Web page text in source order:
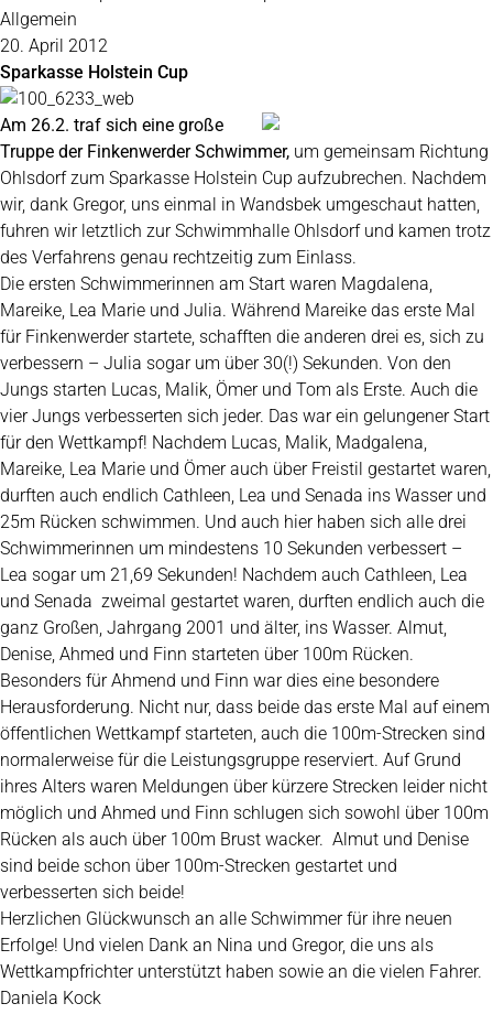
Allgemein
20. April 2012
Sparkasse Holstein Cup
Am 26.2. traf sich eine große
Truppe der Finkenwerder Schwimmer, um gemeinsam Richtung
Ohlsdorf zum Sparkasse Holstein Cup aufzubrechen. Nachdem
wir, dank Gregor, uns einmal in Wandsbek umgeschaut hatten,
fuhren wir letztlich zur Schwimmhalle Ohlsdorf und kamen trotz
des Verfahrens genau rechtzeitig zum Einlass.
Die ersten Schwimmerinnen am Start waren Magdalena,
Mareike, Lea Marie und Julia. Während Mareike das erste Mal
für Finkenwerder startete, schafften die anderen drei es, sich zu
verbessern – Julia sogar um über 30(!) Sekunden. Von den
Jungs starten Lucas, Malik, Ömer und Tom als Erste. Auch die
vier Jungs verbesserten sich jeder. Das war ein gelungener Start
für den Wettkampf! Nachdem Lucas, Malik, Madgalena,
Mareike, Lea Marie und Ömer auch über Freistil gestartet waren,
durften auch endlich Cathleen, Lea und Senada ins Wasser und
25m Rücken schwimmen. Und auch hier haben sich alle drei
Schwimmerinnen um mindestens 10 Sekunden verbessert –
Lea sogar um 21,69 Sekunden! Nachdem auch Cathleen, Lea
und Senada zweimal gestartet waren, durften endlich auch die
ganz Großen, Jahrgang 2001 und älter, ins Wasser. Almut,
Denise, Ahmed und Finn starteten über 100m Rücken.
Besonders für Ahmend und Finn war dies eine besondere
Herausforderung. Nicht nur, dass beide das erste Mal auf einem
öffentlichen Wettkampf starteten, auch die 100m-Strecken sind
normalerweise für die Leistungsgruppe reserviert. Auf Grund
ihres Alters waren Meldungen über kürzere Strecken leider nicht
möglich und Ahmed und Finn schlugen sich sowohl über 100m
Rücken als auch über 100m Brust wacker. Almut und Denise
sind beide schon über 100m-Strecken gestartet und
verbesserten sich beide!
Herzlichen Glückwunsch an alle Schwimmer für ihre neuen
Erfolge! Und vielen Dank an Nina und Gregor, die uns als
Wettkampfrichter unterstützt haben sowie an die vielen Fahrer.
Daniela Kock